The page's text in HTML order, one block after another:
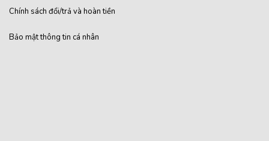
Chính sách đổi/trả và hoàn tiền
Bảo mật thông tin cá nhân